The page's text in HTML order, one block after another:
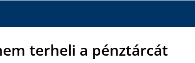
terheli a pénztárcát